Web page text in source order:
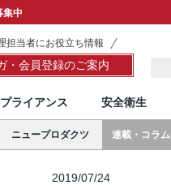
集中
担当者にお役立ち情報
・会員登録のご案内
ライアンス 安全衛生
ニュープロダクツ 連載・コラム
2019/07/24